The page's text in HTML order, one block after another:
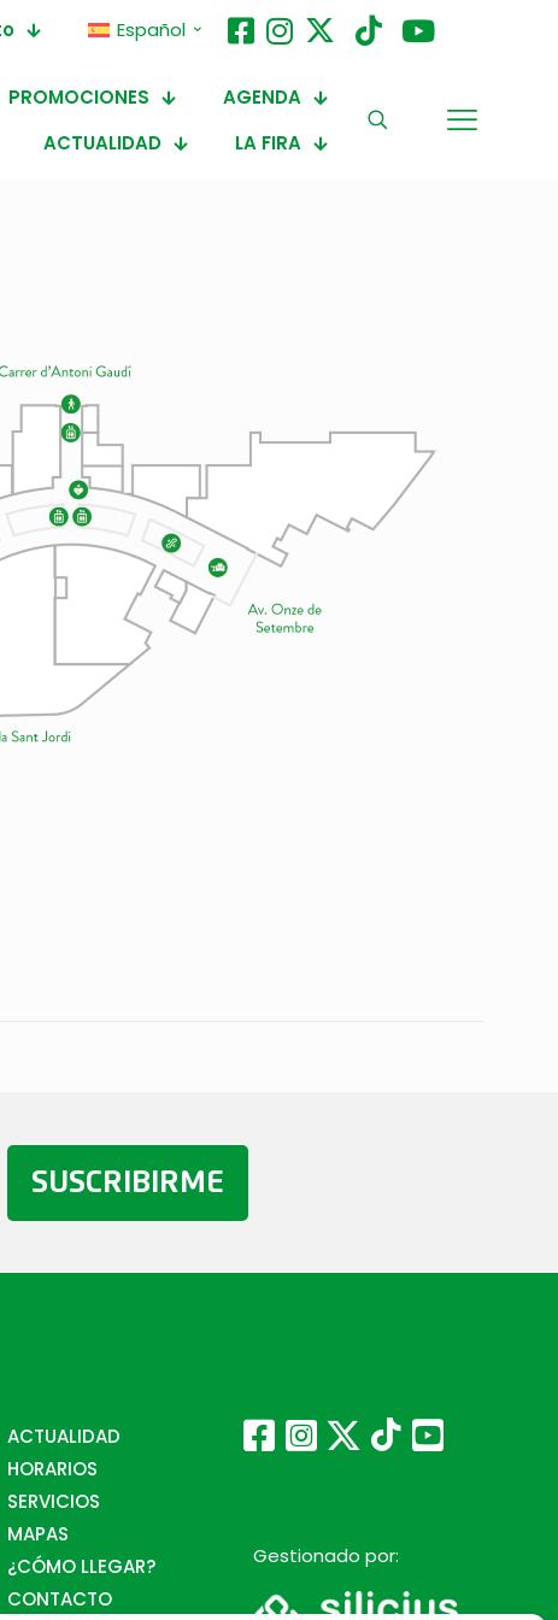
Español
PROMOCIONES
AGENDA
ACTUALIDAD
LA FIRA
SUSCRIBIRME
ACTUALIDAD
HORARIOS
SERVICIOS
MAPAS
¿CÓMO LLEGAR?
CONTACTO
Gestionado por: